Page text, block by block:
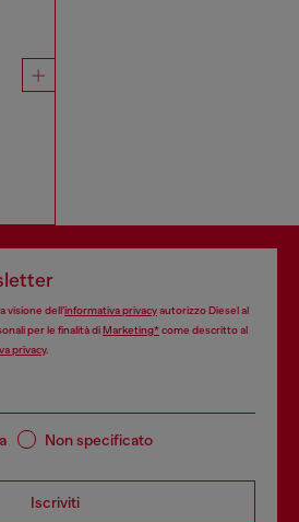
visione dell’informativa privacyautorizzo Diesel al
per le finalità diMarketing*come descritto al
privacy.
Non specificato
Iscriviti